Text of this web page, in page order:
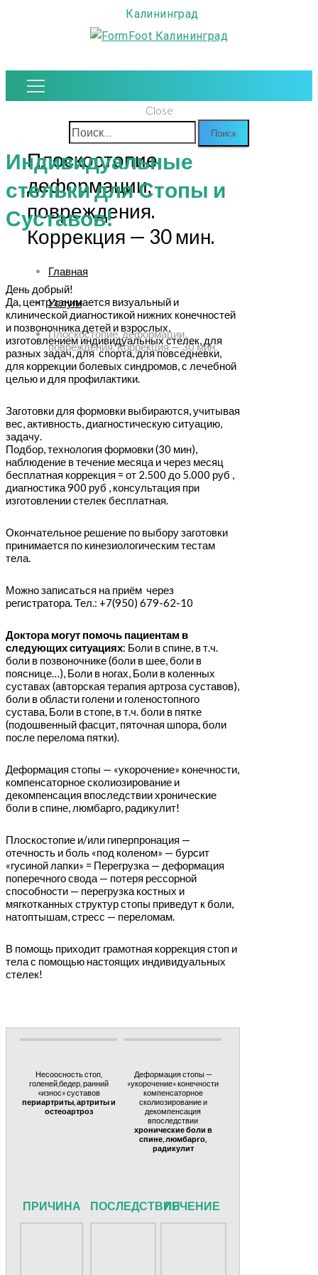
Калининград
Close
Найти:
Плоскостопие,
деформации,
повреждения.
Коррекция — 30 мин.
Главная
Услуги
Плоскостопие, деформации,
повреждения. Коррекция — 30 мин.
Индивидуальные
стельки для Стопы и
Суставов!
День добрый!
Да, центр занимается визуальный и
клинической диагностикой нижних конечностей
и позвоночника детей и взрослых,
изготовлением индивидуальных стелек, для
разных задач, для спорта, для повседневки,
для коррекции болевых синдромов, с лечебной
целью и для профилактики.
Заготовки для формовки выбираются, учитывая
вес, активность, диагностическую ситуацию,
задачу.
Подбор, технология формовки (30 мин),
наблюдение в течение месяца и через месяц
бесплатная коррекция = от 2.500 до 5.000 руб ,
диагностика 900 руб , консультация при
изготовлении стелек бесплатная.
Окончательное решение по выбору заготовки
принимается по кинезиологическим тестам
тела.
Можно записаться на приём через
регистратора. Тел.: +7(950) 679-62-10
Доктора могут помочь пациентам в
следующих ситуациях: Боли в спине, в т.ч.
боли в позвоночнике (боли в шее, боли в
пояснице…), Боли в ногах, Боли в коленных
суставах (авторская терапия артроза суставов),
боли в области голени и голеностопного
сустава, Боли в стопе, в т.ч. боли в пятке
(подошвенный фасцит, пяточная шпора, боли
после перелома пятки).
Деформация стопы — «укорочение» конечности,
компенсаторное сколиозирование и
декомпенсация впоследствии хронические
боли в спине, люмбарго, радикулит!
Плоскостопие и/или гиперпронация —
отечность и боль «под коленом» — бурсит
«гусиной лапки» = Перегрузка — деформация
поперечного свода — потеря рессорной
способности — перегрузка костных и
мягкотканных структур стопы приведут к боли,
натоптышам, стресс — переломам.
В помощь приходит грамотная коррекция стоп и
тела с помощью настоящих индивидуальных
стелек!
Несоосность стоп,
голеней,бедер, ранний
«износ» суставов
периартриты, артриты и
остеоартроз
Деформация стопы —
«укорочение» конечности
компенсаторное
сколиозирование и
декомпенсация
впоследствии
хронические боли в
спине, люмбарго,
радикулит
ПРИЧИНА ПОСЛЕДСТВИЯЛЕЧЕНИЕ